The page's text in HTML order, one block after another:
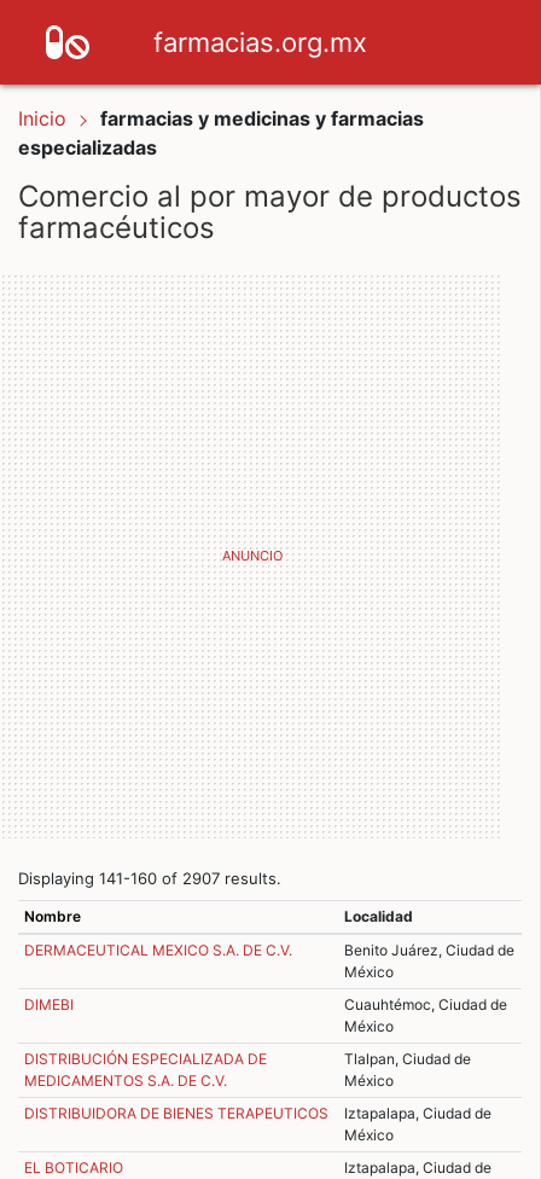
farmacias.org.mx
Inicio
farmacias y medicinas y farmacias
especializadas
Comercio al por mayor de productos
farmacéuticos
Displaying 141-160 of 2907 results.
Nombre
Localidad
DERMACEUTICAL MEXICO S.A. DE C.V.
Benito Juárez, Ciudad de
México
DIMEBI
Cuauhtémoc, Ciudad de
México
DISTRIBUCIÓN ESPECIALIZADA DE
MEDICAMENTOS S.A. DE C.V.
Tlalpan, Ciudad de
México
DISTRIBUIDORA DE BIENES TERAPEUTICOS
Iztapalapa, Ciudad de
México
EL BOTICARIO
Iztapalapa, Ciudad de